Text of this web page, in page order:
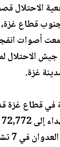
الاحتلال
قطاع
أصوات
الاحتلال
غزة.
قطاع غزة قد